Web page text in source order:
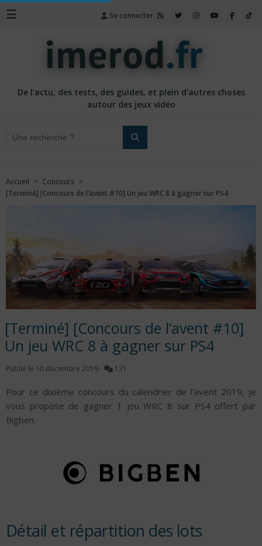
☰ Se connecter
De l'actu, des tests, des guides, et plein d'autres choses
autour des jeux vidéo
Accueil » Concours »
[Terminé] [Concours de l’avent #10] Un jeu WRC 8 à gagner sur PS4
[Terminé] [Concours de l’avent #10]
Un jeu WRC 8 à gagner sur PS4
Publié le 10 décembre 2019 - 131
Pour ce dixième concours du calendrier de l’avent 2019, je
vous propose de gagner 1 jeu WRC 8 sur PS4 offert par
Bigben.
Détail et répartition des lots